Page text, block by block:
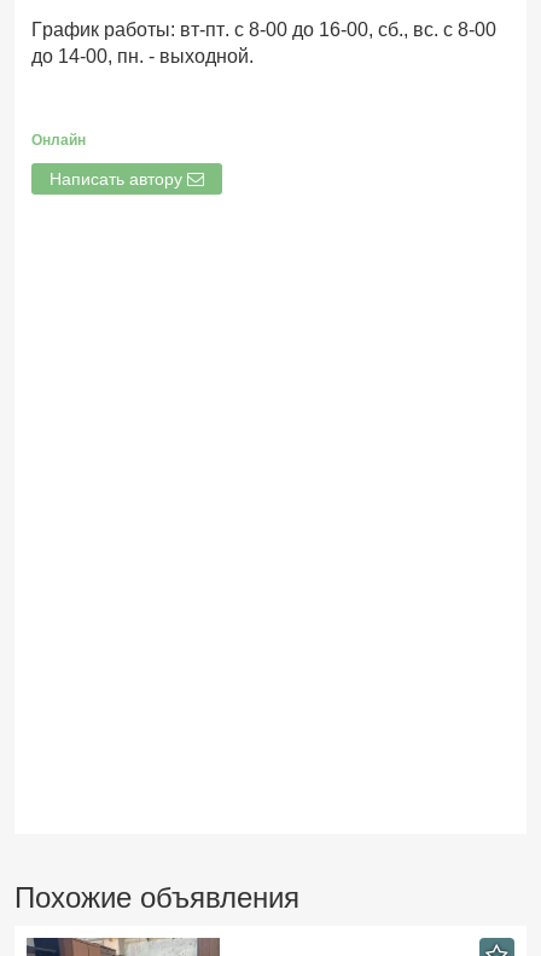
График работы: вт-пт. с 8-00 до 16-00, сб., вс. с 8-00
до 14-00, пн. - выходной.
Онлайн
Написать автору
Похожие объявления